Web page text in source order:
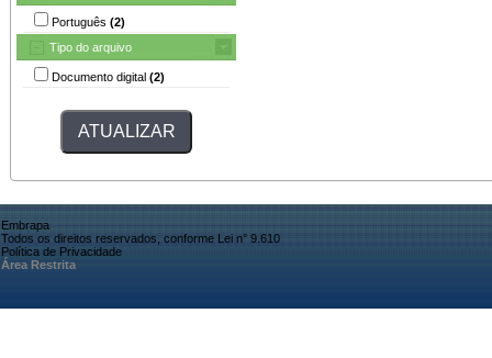
Português (2)
Tipo do arquivo
Documento digital (2)
Embrapa
Todos os direitos reservados, conforme Lei n° 9.610
Política de Privacidade
Área Restrita